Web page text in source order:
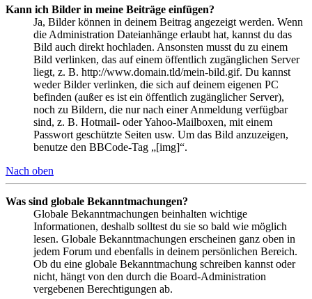
Kann ich Bilder in meine Beiträge einfügen?
Ja, Bilder können in deinem Beitrag angezeigt werden. Wenn
die Administration Dateianhänge erlaubt hat, kannst du das
Bild auch direkt hochladen. Ansonsten musst du zu einem
Bild verlinken, das auf einem öffentlich zugänglichen Server
liegt, z. B. http://www.domain.tld/mein-bild.gif. Du kannst
weder Bilder verlinken, die sich auf deinem eigenen PC
befinden (außer es ist ein öffentlich zugänglicher Server),
noch zu Bildern, die nur nach einer Anmeldung verfügbar
sind, z. B. Hotmail- oder Yahoo-Mailboxen, mit einem
Passwort geschützte Seiten usw. Um das Bild anzuzeigen,
benutze den BBCode-Tag „[img]“.
Nach oben
Was sind globale Bekanntmachungen?
Globale Bekanntmachungen beinhalten wichtige
Informationen, deshalb solltest du sie so bald wie möglich
lesen. Globale Bekanntmachungen erscheinen ganz oben in
jedem Forum und ebenfalls in deinem persönlichen Bereich.
Ob du eine globale Bekanntmachung schreiben kannst oder
nicht, hängt von den durch die Board-Administration
vergebenen Berechtigungen ab.